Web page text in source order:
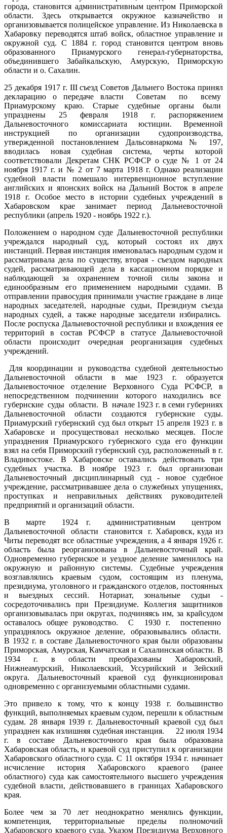
города, становится административным центром Приморской
области. Здесь открывается окружное казначейство и
организовывается полицейское управление. Из Николаевска в
Хабаровку переводятся штаб войск, областное управление и
окружной суд. С 1884 г. город становится центром вновь
образованного Приамурского генерал-губернаторства,
объединившего Забайкальскую, Амурскую, Приморскую
области и о. Сахалин.
25 декабря 1917 г. III съезд Советов Дальнего Востока принял
декларацию о передаче власти Советам по всему
Приамурскому краю. Старые судебные органы были
упразднены 25 февраля 1918 г. распоряжением
Дальневосточного комиссариата юстиции. Временной
инструкцией по организации судопроизводства,
утвержденной постановлением Дальсовнаркома № 197,
вводилась новая судебная система, черты которой
соответствовали Декретам СНК РСФСР о суде № 1 от 24
ноября 1917 г. и № 2 от 7 марта 1918 г. Однако реализации
судебной власти помешало интервенционное вступление
английских и японских войск на Дальний Восток в апреле
1918 г. Особое место в истории судебных учреждений в
Хабаровском крае занимает период Дальневосточной
республики (апрель 1920 - ноябрь 1922 г.).
Положением о народном суде Дальневосточной республики
учреждался народный суд, который состоял их двух
инстанций. Первая инстанция именовалась народным судом и
рассматривала дела по существу, вторая - съездом народных
судей, рассматривающей дела в кассационном порядке и
наблюдающей за охранением точной силы закона и
единообразным его применением народными судами. В
отправлении правосудия принимали участие граждане в лице
народных заседателей, народные судьи, Президиум съезда
народных судей, а также народные заседатели избирались.
После роспуска Дальневосточной республики и вхождения ее
территорий в состав РСФСР в статусе Дальневосточной
области происходит очередная реорганизация судебных
учреждений.
Для координации и руководства судебной деятельностью
Дальневосточной области в мае 1923 г. образуется
Дальневосточное отделение Верховного Суда РСФСР, в
непосредственном подчинении которого находились все
губернские суды области. В начале 1923 г. в семи губерниях
Дальневосточной области создаются губернские суды.
Приамурский губернский суд был открыт 15 апреля 1923 г. в
Хабаровске и просуществовал несколько месяцев. После
упразднения Приамурского губернского суда его функции
взял на себя Приморский губернский суд, расположенный в г.
Владивостоке. В Хабаровске оставались действовать три
судебных участка. В ноябре 1923 г. был организован
Дальневосточный дисциплинарный суд - новое судебное
учреждение, рассматривавшее дела о служебных упущениях,
проступках и неправильных действиях руководителей
предприятий и организаций области.
В марте 1924 г. административным центром
Дальневосточной области становится г. Хабаровск, куда из
Читы переводят все областные учреждения, а 4 января 1926 г.
область была реорганизована в Дальневосточный край.
Одновременно губернское и уездное деление заменилось на
окружную и районную системы. Судебные учреждения
возглавлялись краевым судом, состоящим из пленума,
президиума, уголовного и гражданского отделов, постоянных
и выездных сессий. Нотариат, зональные судьи -
сосредоточивались при Президиуме. Коллегия защитников
организовывалась при округах, подчиняясь им, за крайсудом
оставалось общее руководство. С 1930 г. постепенно
упразднялось окружное деление, образовывались области.
В 1932 г. в составе Дальневосточного края были образованы
Приморская, Амурская, Камчатская и Сахалинская области. В
1934 г. в области преобразованы Хабаровский,
Нижнеамурский, Николаевский, Уссурийский и Зейский
округа. Дальневосточный краевой суд функционировал
одновременно с организуемыми областными судами.
Это привело к тому, что к концу 1938 г. большинство
функций, выполняемых краевым судом, перешли к областным
судам. 28 января 1939 г. Дальневосточный краевой суд был
упразднен как излишняя судебная инстанция. 22 июля 1934
г. в составе Дальневосточного края была образована
Хабаровская область, и краевой суд приступил к организации
Хабаровского областного суда. С 11 октября 1934 г. начинает
исчисление история Хабаровского краевого (ранее
областного) суда как самостоятельного высшего учреждения
судебной власти, действовавшего в границах Хабаровского
края.
Более чем за 70 лет неоднократно менялись функции,
компетенция, территориальные пределы полномочий
Хабаровского краевого суда. Указом Президиума Верховного